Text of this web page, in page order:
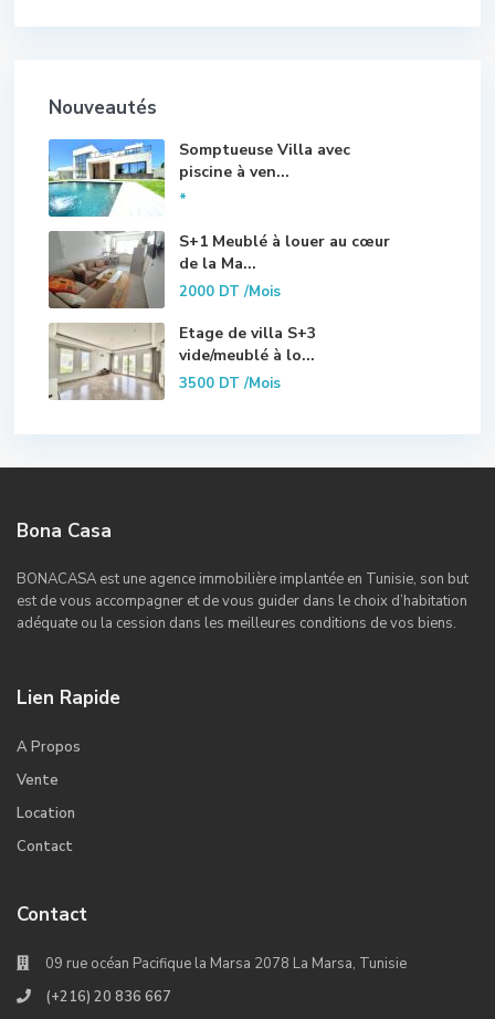
Nouveautés
Somptueuse Villa avec
piscine à ven...
*
S+1 Meublé à louer au cœur
de la Ma...
2000 DT/Mois
Etage de villa S+3
vide/meublé à lo...
3500 DT/Mois
Bona Casa
BONACASA est une agence immobilière implantée en Tunisie, son but
est de vous accompagner et de vous guider dans le choix d’habitation
adéquate ou la cession dans les meilleures conditions de vos biens.
Lien Rapide
A Propos
Vente
Location
Contact
Contact
09 rue océan Pacifique la Marsa 2078 La Marsa, Tunisie
(+216) 20 836 667